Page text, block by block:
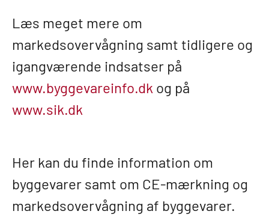
Læs meget mere om
markedsovervågning samt tidligere og
igangværende indsatser på
www.byggevareinfo.dk og på
www.sik.dk
Her kan du finde information om
byggevarer samt om CE-mærkning og
markedsovervågning af byggevarer.